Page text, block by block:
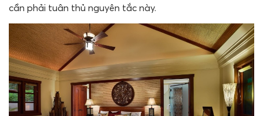
cần phải tuân thủ nguyên tắc này.